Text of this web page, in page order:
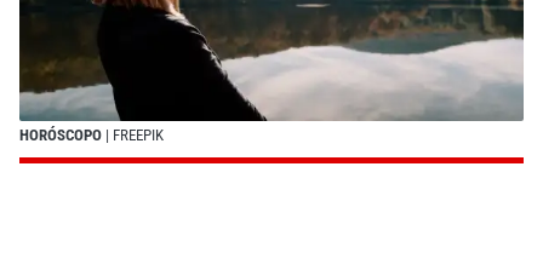
HORÓSCOPO | FREEPIK